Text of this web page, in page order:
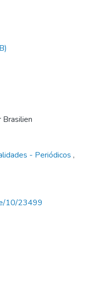
- Periódicos ,
10/23499